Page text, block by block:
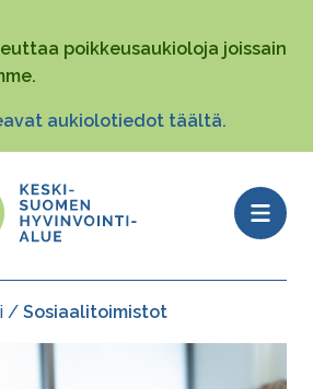
poikkeusaukioloja joissain
aukiolotiedot täältä.
Open
menu
Sosiaalitoimistot